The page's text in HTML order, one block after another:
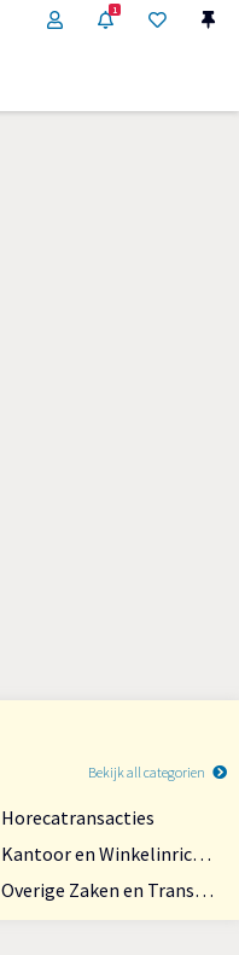
1
Bekijk all categorien
Horecatransacties
Kantoor en Winkelinrichting
Overige Zaken en